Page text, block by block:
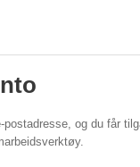
og du får